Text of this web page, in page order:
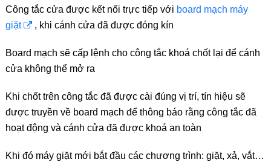
Công tắc cửa được kết nối trực tiếp với board mạch máy
giặt
, khi cánh cửa đã được đóng kín
Board mạch sẽ cấp lệnh cho công tắc khoá chốt lại để cánh
cửa không thể mở ra
Khi chốt trên công tắc đã được cài đúng vị trí, tín hiệu sẽ
được truyền về board mạch để thông báo rằng công tắc đã
hoạt động và cánh cửa đã được khoá an toàn
Khi đó máy giặt mới bắt đầu các chương trình: giặt, xả, vắt…